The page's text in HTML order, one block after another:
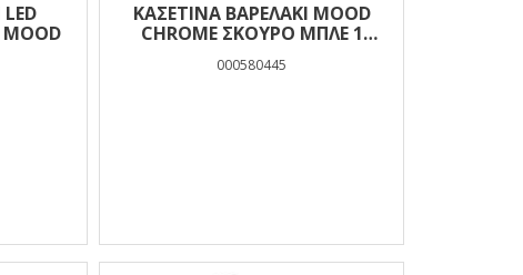
ΚΑΣΕΤΊΝΑ ΒΑΡΕΛΆΚΙ MOOD
CHROME ΣΚΟΎΡΟ ΜΠΛΕ 1
000580445